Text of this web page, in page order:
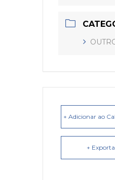
+ Adicionar ao
+